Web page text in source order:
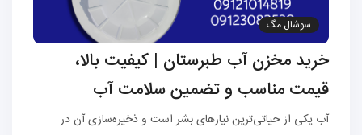
سوشال مگ
خرید مخزن آب طبرستان | کیفیت بالا،
قیمت مناسب و تضمین سلامت آب
آب یکی از حیاتی‌ترین نیازهای بشر است و ذخیره‌سازی آن در